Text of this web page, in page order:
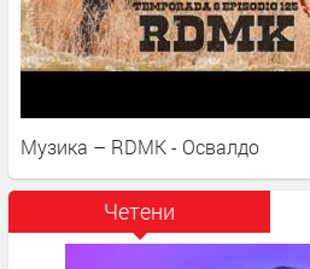
Музика – RDMK - Освалдо
Четени